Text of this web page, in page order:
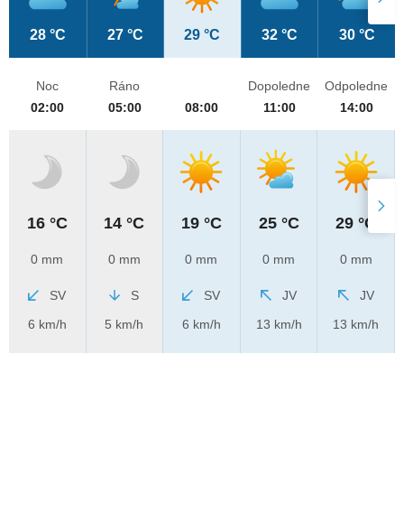
28 °C 27 °C 29 °C 32 °C 30 °C
Noc
02:00
16 °C
0 mm
SV
6 km/h
Ráno
05:00
14 °C
0 mm
S
5 km/h
08:00
19 °C
0 mm
SV
6 km/h
Dopoledne
11:00
25 °C
0 mm
JV
13 km/h
Odpoledne
14:00
29 °C
0 mm
JV
13 km/h